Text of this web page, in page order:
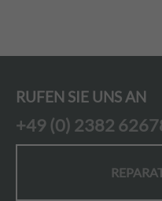
RUFEN SIE UNS AN
+49 (0) 2382